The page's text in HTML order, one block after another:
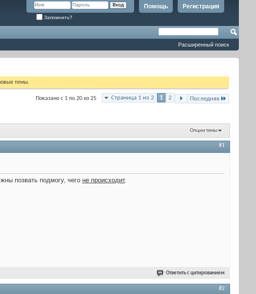
Регистрация
Помощь
Запомнить?
Расширенный поиск
темы.
Страница 1 из 2 1 2 Последняя
Показано с 1 по 20 из 25
Опции темы
#1
позвать подмогу, чего не происходит.
Ответить с цитированием
#2